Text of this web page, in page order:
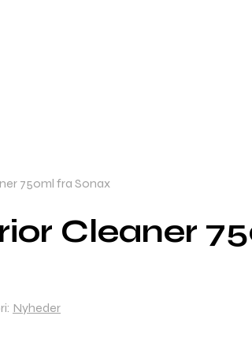
750ml fra Sonax
Cleaner
Nyheder